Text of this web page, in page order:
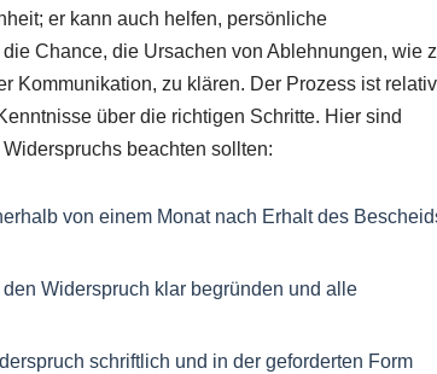
er kann auch helfen, persönliche
Chance, die Ursachen von Ablehnungen, wie
Kommunikation, zu klären. Der Prozess ist relativ
über die richtigen Schritte. Hier sind
beachten sollten:
von einem Monat nach Erhalt des
Widerspruch klar begründen und alle
schriftlich und in der geforderten Form